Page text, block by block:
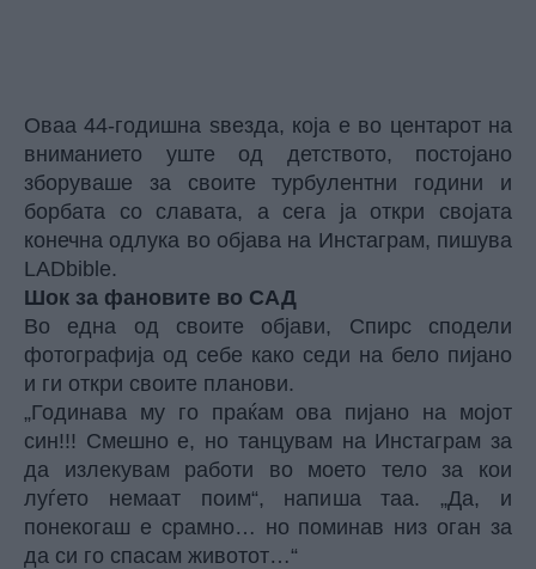
Оваа 44-годишна ѕвезда, која е во центарот на
вниманието уште од детството, постојано
зборуваше за своите турбулентни години и
борбата со славата, а сега ја откри својата
конечна одлука во објава на Инстаграм, пишува
LADbible.
Шок за фановите во САД
Во една од своите објави, Спирс сподели
фотографија од себе како седи на бело пијано
и ги откри своите планови.
„Годинава му го праќам ова пијано на мојот
син!!! Смешно е, но танцувам на Инстаграм за
да излекувам работи во моето тело за кои
луѓето немаат поим“, напиша таа. „Да, и
понекогаш е срамно… но поминав низ оган за
да си го спасам животот…“